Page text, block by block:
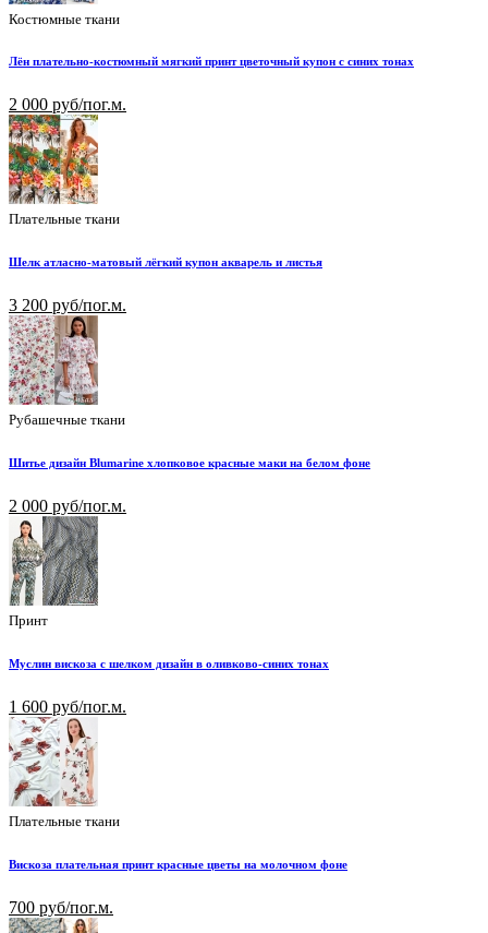
Костюмные ткани
Лён плательно-костюмный мягкий принт цветочный купон с синих тонах
2 000 руб/пог.м.
Плательные ткани
Шелк атласно-матовый лёгкий купон акварель и листья
3 200 руб/пог.м.
Рубашечные ткани
Шитье дизайн Blumarine хлопковое красные маки на белом фоне
2 000 руб/пог.м.
Принт
Муслин вискоза с шелком дизайн в оливково-синих тонах
1 600 руб/пог.м.
Плательные ткани
Вискоза плательная принт красные цветы на молочном фоне
700 руб/пог.м.